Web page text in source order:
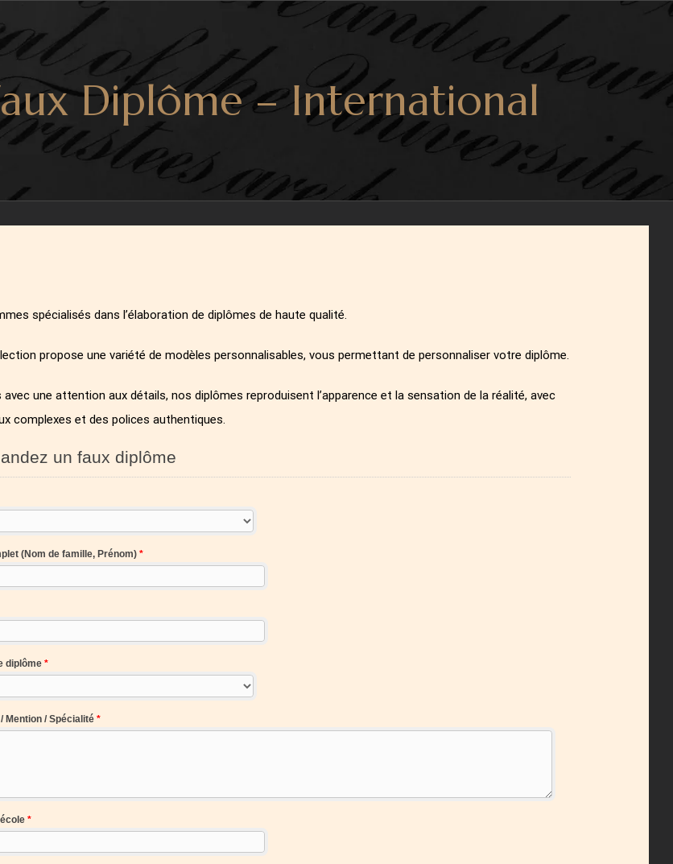
Diplôme – International
spécialisés dans l’élaboration de diplômes de haute qualité.
propose une variété de modèles personnalisables, vous permettant de personnaliser votre diplôme.
avec une attention aux détails, nos diplômes reproduisent l’apparence et la sensation de la réalité, avec
complexes et des polices authentiques.